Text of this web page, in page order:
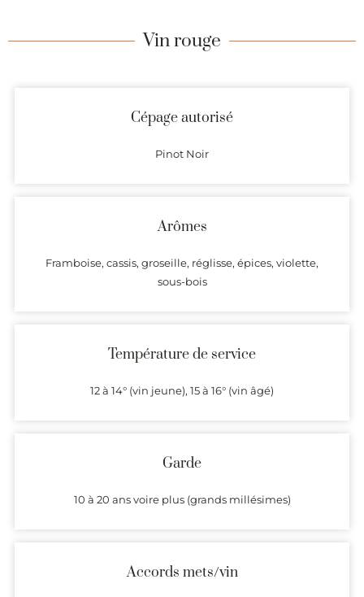
Vin rouge
Cépage autorisé
Pinot Noir
Arômes
Framboise, cassis, groseille, réglisse, épices, violette,
sous-bois
Température de service
12 à 14° (vin jeune), 15 à 16° (vin âgé)
Garde
10 à 20 ans voire plus (grands millésimes)
Accords mets/vin